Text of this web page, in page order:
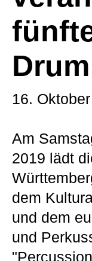
16.
Am
2019 lädt
dem
und dem
und